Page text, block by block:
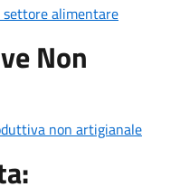
alimentare
Non
non artigianale